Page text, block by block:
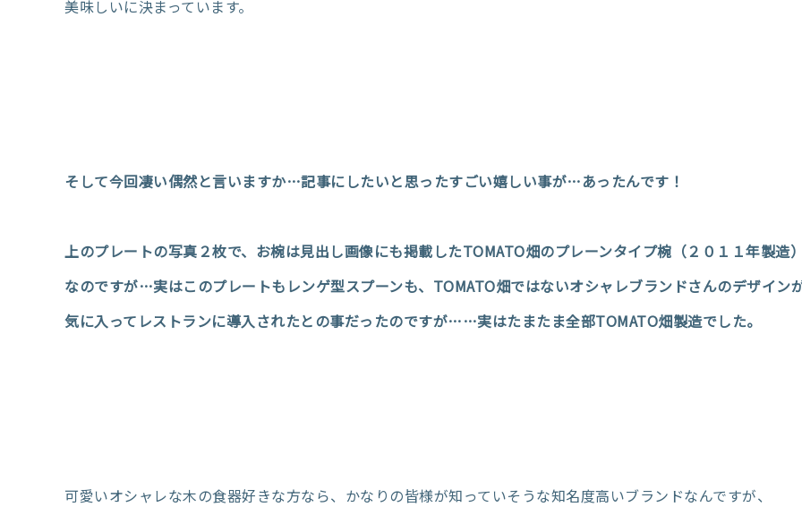
美味しいに決まっています。
そして今回凄い偶然と言いますか…記事にしたいと思ったすごい嬉しい事が…あったんです！
上のプレートの写真２枚で、お椀は見出し画像にも掲載したTOMATO畑のプレーンタイプ椀（２０１１年製造
なのですが…実はこのプレートもレンゲ型スプーンも、TOMATO畑ではないオシャレブランドさんのデザイン
気に入ってレストランに導入されたとの事だったのですが……実はたまたま全部TOMATO畑製造でした。
可愛いオシャレな木の食器好きな方なら、かなりの皆様が知っていそうな知名度高いブランドなんですが、